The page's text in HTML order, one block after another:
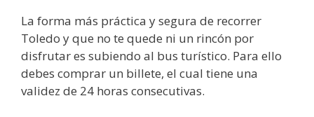
La forma más práctica y segura de recorrer
Toledo y que no te quede ni un rincón por
disfrutar es subiendo al bus turístico. Para ello
debes comprar un billete, el cual tiene una
validez de 24 horas consecutivas.